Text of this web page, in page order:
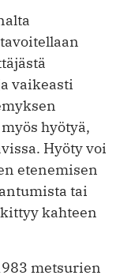
vaikeasti
hyötyä,
Hyöty voi
etenemisen
tai
kahteen
metsurien